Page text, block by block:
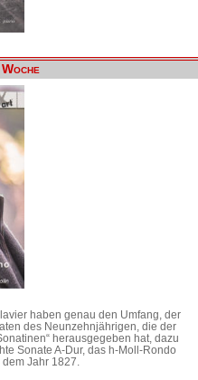
haben genau den Umfang, der
des Neunzehnjährigen, die der
herausgegeben hat, dazu
Sonate A-Dur, das h-Moll-Rondo
Jahr 1827.